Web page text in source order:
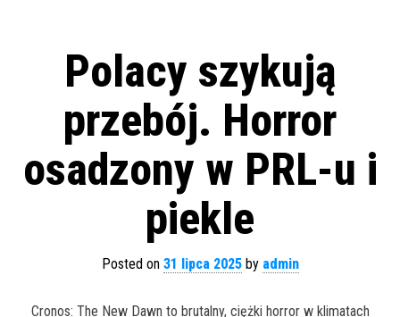
Polacy szykują
przebój. Horror
osadzony w PRL-u i
piekle
Posted on 31 lipca 2025by admin
Cronos: The New Dawn to brutalny, ciężki horror w klimatach